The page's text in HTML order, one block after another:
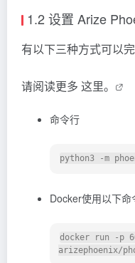
1.2 设置 Arize
有以下三种方式可以完
请阅读更多 这里。
命令行
Docker使用以下命
docker run -p